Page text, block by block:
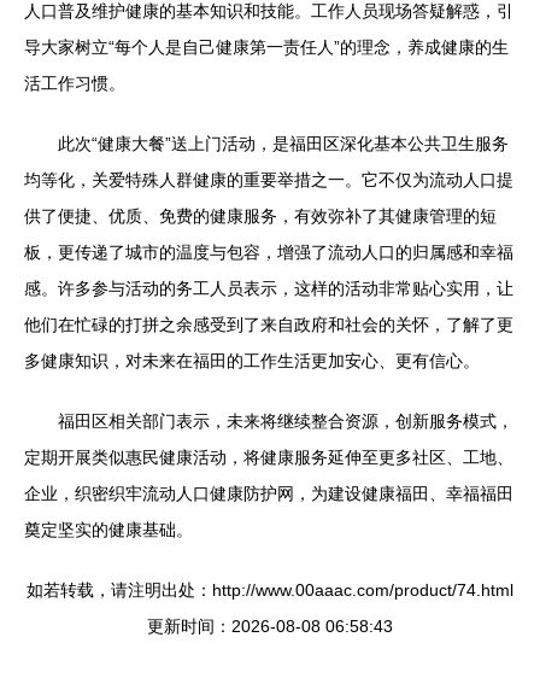
人口普及维护健康的基本知识和技能。工作人员现场答疑解惑，引
导大家树立“每个人是自己健康第一责任人”的理念，养成健康的生
活工作习惯。
此次“健康大餐”送上门活动，是福田区深化基本公共卫生服务
均等化，关爱特殊人群健康的重要举措之一。它不仅为流动人口提
供了便捷、优质、免费的健康服务，有效弥补了其健康管理的短
板，更传递了城市的温度与包容，增强了流动人口的归属感和幸福
感。许多参与活动的务工人员表示，这样的活动非常贴心实用，让
他们在忙碌的打拼之余感受到了来自政府和社会的关怀，了解了更
多健康知识，对未来在福田的工作生活更加安心、更有信心。
福田区相关部门表示，未来将继续整合资源，创新服务模式，
定期开展类似惠民健康活动，将健康服务延伸至更多社区、工地、
企业，织密织牢流动人口健康防护网，为建设健康福田、幸福福田
奠定坚实的健康基础。
如若转载，请注明出处：http://www.00aaac.com/product/74.html
更新时间：2026-08-08 06:58:43